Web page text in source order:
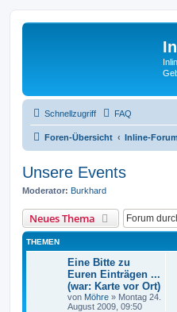
Schnellzugriff FAQ
Foren-Übersicht Inline-
Unsere Events
Moderator: Burkhard
Neues Thema
THEMEN
Eine Bitte zu
Euren Einträgen ...
(war: Karte vor Ort)
von Möhre » Montag 24.
August 2009, 09:50